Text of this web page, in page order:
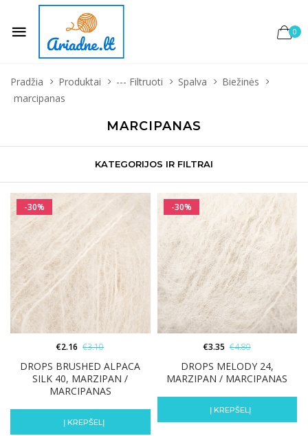
0
Pradžia Produktai --- Filtruoti Spalva
Biežinės
marcipanas
MARCIPANAS
KATEGORIJOS IR FILTRAI
-30%
DROPS BRUSHED ALPACA
SILK 40, MARZIPAN /
MARCIPANAS
€2.16 €3.10
Į KREPŠELĮ
-30%
DROPS MELODY 24,
MARZIPAN / MARCIPANAS
€3.35 €4.80
Į KREPŠELĮ